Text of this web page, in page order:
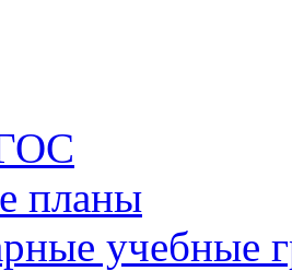
планы
учебные